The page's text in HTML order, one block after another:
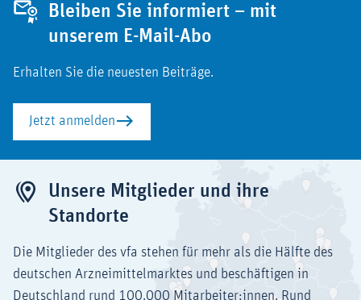
Bleiben Sie informiert – mit
unserem E-Mail-Abo
Erhalten Sie die neuesten Beiträge.
Jetzt anmelden
Unsere Mitglieder und ihre
Standorte
Die Mitglieder des vfa stehen für mehr als die Hälfte des
deutschen Arzneimittelmarktes und beschäftigen in
Deutschland rund 100.000 Mitarbeiter:innen. Rund